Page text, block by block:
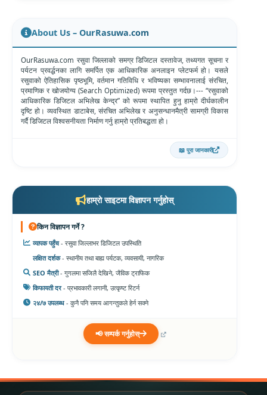
About Us – OurRasuwa.com
OurRasuwa.com रसुवा जिल्लाको समग्र डिजिटल दस्तावेज, तथ्यगत सूचना र
पर्यटन प्रवर्द्धनका लागि समर्पित एक आधिकारिक अनलाइन प्लेटफर्म हो। यसले
रसुवाको ऐतिहासिक पृष्ठभूमि, वर्तमान गतिविधि र भविष्यका सम्भावनालाई संरचित,
प्रमाणिक र खोजयोग्य (Search Optimized) रूपमा प्रस्तुत गर्दछ।--- “रसुवाको
आधिकारिक डिजिटल अभिलेख केन्द्र” को रूपमा स्थापित हुनु हाम्रो दीर्घकालीन
दृष्टि हो। व्यवस्थित डाटाबेस, संरचित अभिलेख र अनुसन्धानमैत्री सामग्री विकास
गर्दै डिजिटल विश्वसनीयता निर्माण गर्नु हाम्रो प्रतिबद्धता हो।
📖 पुरा जानकारी
हाम्रो साइटमा विज्ञापन गर्नुहोस्
किन विज्ञापन गर्ने ?
व्यापक पहुँच- रसुवा जिल्लाभर डिजिटल उपस्थिति
लक्षित दर्शक- स्थानीय तथा बाह्य पर्यटक, व्यवसायी, नागरिक
SEO मैत्री- गुगलमा सजिलै देखिने, जैविक ट्राफिक
किफायती दर- प्रभावकारी लगानी, उत्कृष्ट रिटर्न
२४/७ उपलब्ध - कुनै पनि समय आगन्तुकले हेर्न सक्ने
📢 सम्पर्क गर्नुहोस्